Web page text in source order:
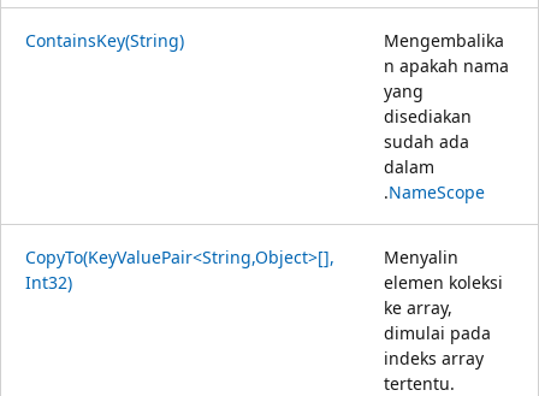
ContainsKey(String)
Mengembalika
n apakah nama
yang
disediakan
sudah ada
dalam
.NameScope
CopyTo(KeyValuePair<String,Object>[],
Int32)
Menyalin
elemen koleksi
ke array,
dimulai pada
indeks array
tertentu.